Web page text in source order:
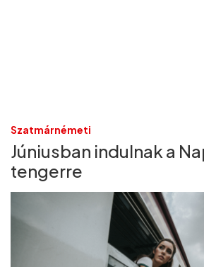
Szatmárnémeti
Júniusban indulnak a
tengerre